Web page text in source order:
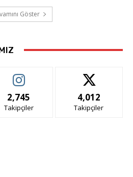
Göster
2,745
Takipçiler
4,012
Takipçiler